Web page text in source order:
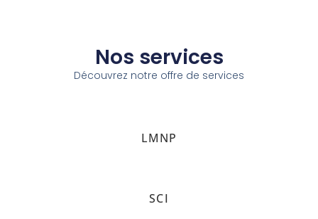
Nos services
Découvrez notre offre de services
LMNP
SCI